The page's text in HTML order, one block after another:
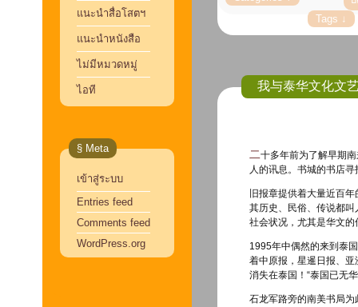
แนะนำสื่อโสตฯ
แนะนำหนังสือ
ไม่มีหมวดหมู่
ไอที
§ Meta
เข้าสู่ระบบ
Entries feed
Comments feed
WordPress.org
我与泰华文化文
二十多年前为了解早期南来东南亚后的华人社会，常到新加坡国家图书馆索阅缩微胶卷，从中获取有关华
人的讯息。书城的书店
旧报章提供着大量近百
其历史、民俗、传说都
社会状况，尤其是华文
1995年中偶然的来到泰
着中原报，星暹日报、
消失在泰国！“泰国已无
石龙军路旁的南美书局